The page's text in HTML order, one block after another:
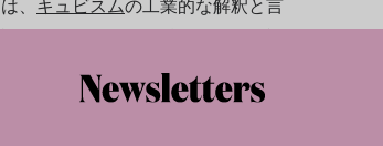
、 キュビスムの工業的な解釈と言
だった有名作品《階段を降りる裸
えたのはアメリカでのことだっ
で発表されると一大センセーショ
発展の1つのきっかけを作ってい